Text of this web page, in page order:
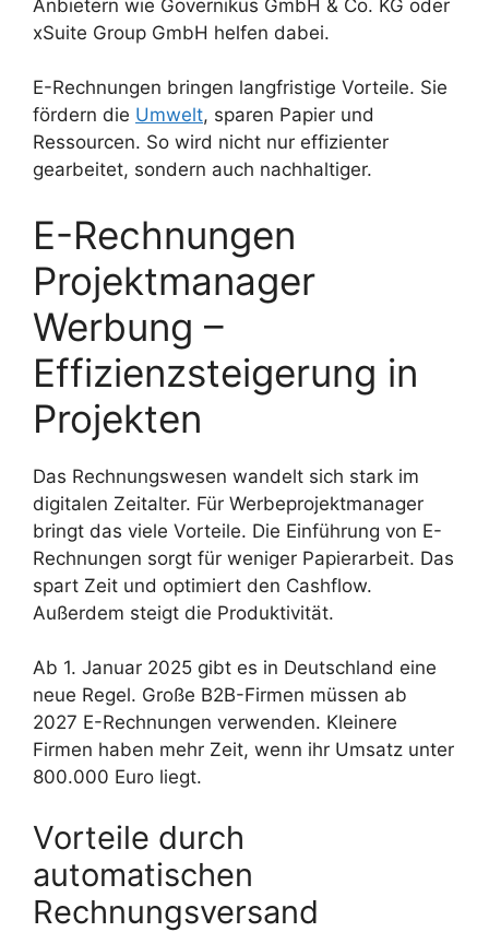
Anbietern wie Governikus GmbH & Co. KG oder
xSuite Group GmbH helfen dabei.
E-Rechnungen bringen langfristige Vorteile. Sie
fördern die Umwelt, sparen Papier und
Ressourcen. So wird nicht nur effizienter
gearbeitet, sondern auch nachhaltiger.
E-Rechnungen
Projektmanager
Werbung –
Effizienzsteigerung in
Projekten
Das Rechnungswesen wandelt sich stark im
digitalen Zeitalter. Für Werbeprojektmanager
bringt das viele Vorteile. Die Einführung von E-
Rechnungen sorgt für weniger Papierarbeit. Das
spart Zeit und optimiert den Cashflow.
Außerdem steigt die Produktivität.
Ab 1. Januar 2025 gibt es in Deutschland eine
neue Regel. Große B2B-Firmen müssen ab
2027 E-Rechnungen verwenden. Kleinere
Firmen haben mehr Zeit, wenn ihr Umsatz unter
800.000 Euro liegt.
Vorteile durch
automatischen
Rechnungsversand